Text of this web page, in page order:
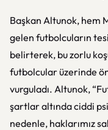
Başkan Altunok, hem
gelen futbolcuların
belirterek, bu zorlu
futbolcular üzerinde
vurguladı. Altunok,
şartlar altında ciddi
nedenle, haklarımız